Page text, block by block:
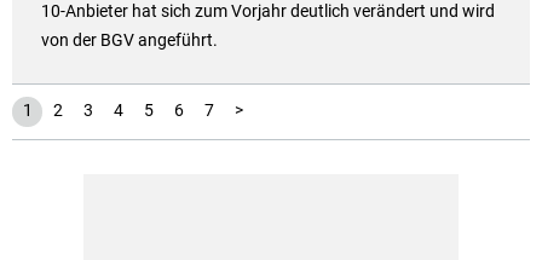
10-Anbieter hat sich zum Vorjahr deutlich verändert und wird
von der BGV angeführt.
1 2 3 4 5 6 7 >